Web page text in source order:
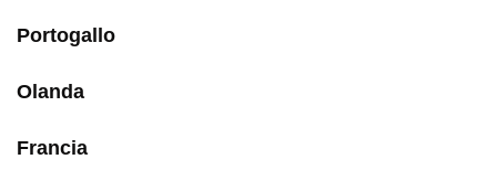
Portogallo
Olanda
Francia